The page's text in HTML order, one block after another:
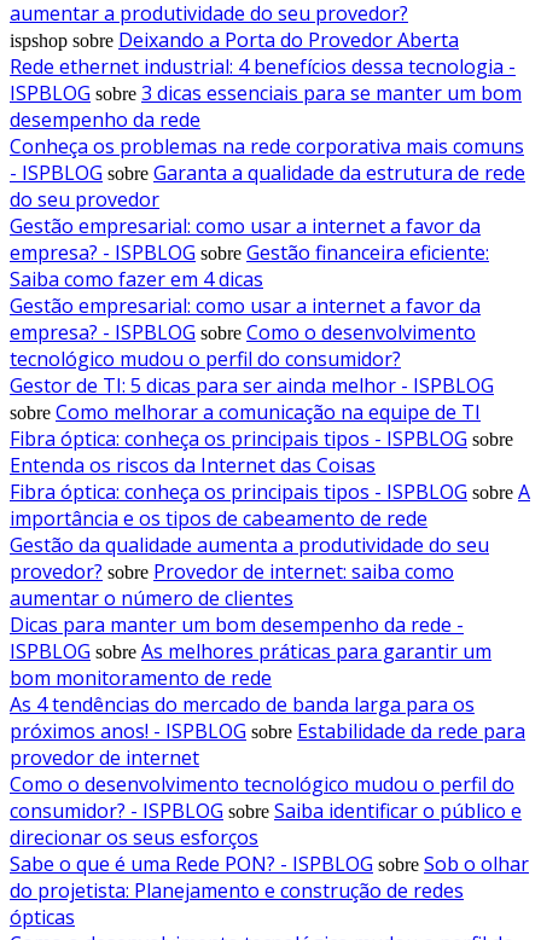
aumentar a produtividade do seu provedor?
ispshop sobre Deixando a Porta do Provedor Aberta
Rede ethernet industrial: 4 benefícios dessa tecnologia -
ISPBLOG sobre 3 dicas essenciais para se manter um bom
desempenho da rede
Conheça os problemas na rede corporativa mais comuns
- ISPBLOG sobre Garanta a qualidade da estrutura de rede
do seu provedor
Gestão empresarial: como usar a internet a favor da
empresa? - ISPBLOG sobre Gestão financeira eficiente:
Saiba como fazer em 4 dicas
Gestão empresarial: como usar a internet a favor da
empresa? - ISPBLOG sobre Como o desenvolvimento
tecnológico mudou o perfil do consumidor?
Gestor de TI: 5 dicas para ser ainda melhor - ISPBLOG
sobre Como melhorar a comunicação na equipe de TI
Fibra óptica: conheça os principais tipos - ISPBLOG sobre
Entenda os riscos da Internet das Coisas
Fibra óptica: conheça os principais tipos - ISPBLOG sobre A
importância e os tipos de cabeamento de rede
Gestão da qualidade aumenta a produtividade do seu
provedor? sobre Provedor de internet: saiba como
aumentar o número de clientes
Dicas para manter um bom desempenho da rede -
ISPBLOG sobre As melhores práticas para garantir um
bom monitoramento de rede
As 4 tendências do mercado de banda larga para os
próximos anos! - ISPBLOG sobre Estabilidade da rede para
provedor de internet
Como o desenvolvimento tecnológico mudou o perfil do
consumidor? - ISPBLOG sobre Saiba identificar o público e
direcionar os seus esforços
Sabe o que é uma Rede PON? - ISPBLOG sobre Sob o olhar
do projetista: Planejamento e construção de redes
ópticas